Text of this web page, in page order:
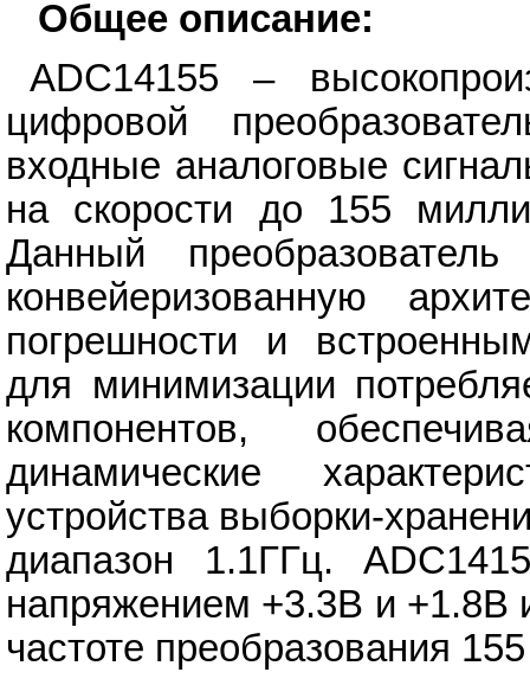
Общее описание:
ADC14155 –
цифровой
входные аналоговые
на скорости до 155
Данный
конвейеризованную
погрешности и
для минимизации
компонентов,
динамические
устройства выборки-
диапазон 1.1ГГц.
напряжением +3.3В и +1.8В
частоте преобразования